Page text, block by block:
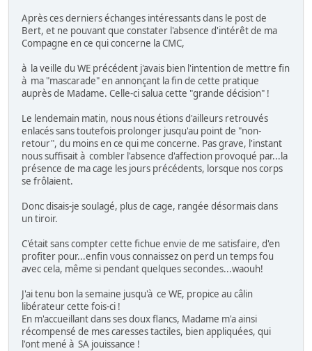
Après ces derniers échanges intéressants dans le post de
Bert, et ne pouvant que constater l'absence d'intérêt de ma
Compagne en ce qui concerne la CMC,
à la veille du WE précédent j'avais bien l'intention de mettre fin
à ma "mascarade" en annonçant la fin de cette pratique
auprès de Madame. Celle-ci salua cette "grande décision" !
Le lendemain matin, nous nous étions d'ailleurs retrouvés
enlacés sans toutefois prolonger jusqu'au point de "non-
retour", du moins en ce qui me concerne. Pas grave, l'instant
nous suffisait à combler l'absence d'affection provoqué par...la
présence de ma cage les jours précédents, lorsque nos corps
se frôlaient.
Donc disais-je soulagé, plus de cage, rangée désormais dans
un tiroir.
C'était sans compter cette fichue envie de me satisfaire, d'en
profiter pour...enfin vous connaissez on perd un temps fou
avec cela, même si pendant quelques secondes...waouh!
J'ai tenu bon la semaine jusqu'à ce WE, propice au câlin
libérateur cette fois-ci !
En m'accueillant dans ses doux flancs, Madame m'a ainsi
récompensé de mes caresses tactiles, bien appliquées, qui
l'ont mené à SA jouissance !